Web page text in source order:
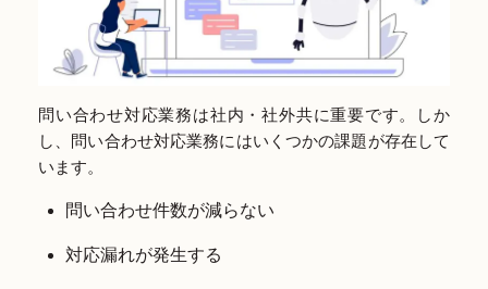
問い合わせ対応業務は社内・社外共に重要です。しか
し、問い合わせ対応業務にはいくつかの課題が存在して
います。
問い合わせ件数が減らない
対応漏れが発生する